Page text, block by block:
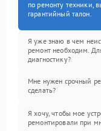
по ремонту техники,
гарантийный талон.
Я уже знаю в чем
ремонт необходим.
диагностику?
Мне нужен срочный
сделать?
Я хочу, чтобы мое
ремонтировали при